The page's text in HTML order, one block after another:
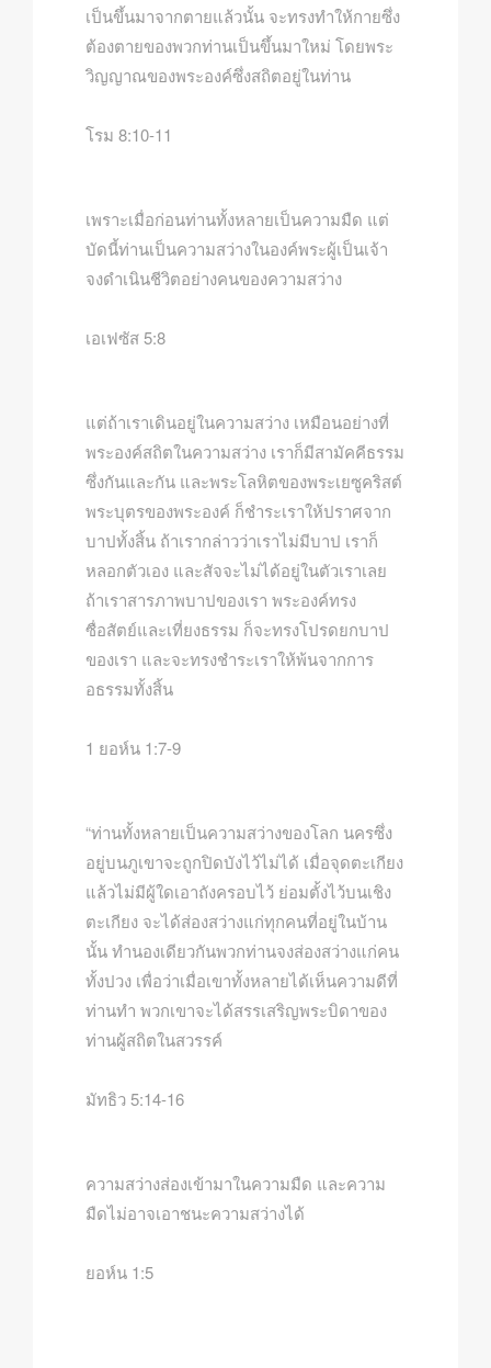
เป็นขึ้นมาจากตายแล้วนั้น จะทรงทำให้กายซึ่ง
ต้องตายของพวกท่านเป็นขึ้นมาใหม่ โดยพระ
วิญญาณของพระองค์ซึ่งสถิตอยู่ในท่าน
โรม 8:10-11
เพราะเมื่อก่อนท่านทั้งหลายเป็นความมืด แต่
บัดนี้ท่านเป็นความสว่างในองค์พระผู้เป็นเจ้า
จงดำเนินชีวิตอย่างคนของความสว่าง
เอเฟซัส 5:8
แต่ถ้าเราเดินอยู่ในความสว่าง เหมือนอย่างที่
พระองค์สถิตในความสว่าง เราก็มีสามัคคีธรรม
ซึ่งกันและกัน และพระโลหิตของพระเยซูคริสต์
พระบุตรของพระองค์ ก็ชำระเราให้ปราศจาก
บาปทั้งสิ้น ถ้าเรากล่าวว่าเราไม่มีบาป เราก็
หลอกตัวเอง และสัจจะไม่ได้อยู่ในตัวเราเลย
ถ้าเราสารภาพบาปของเรา พระองค์ทรง
ซื่อสัตย์และเที่ยงธรรม ก็จะทรงโปรดยกบาป
ของเรา และจะทรงชำระเราให้พ้นจากการ
อธรรมทั้งสิ้น
1 ยอห์น 1:7-9
“ท่านทั้งหลายเป็นความสว่างของโลก นครซึ่ง
อยู่บนภูเขาจะถูกปิดบังไว้ไม่ได้ เมื่อจุดตะเกียง
แล้วไม่มีผู้ใดเอาถังครอบไว้ ย่อมตั้งไว้บนเชิง
ตะเกียง จะได้ส่องสว่างแก่ทุกคนที่อยู่ในบ้าน
นั้น ทำนองเดียวกันพวกท่านจงส่องสว่างแก่คน
ทั้งปวง เพื่อว่าเมื่อเขาทั้งหลายได้เห็นความดีที่
ท่านทำ พวกเขาจะได้สรรเสริญพระบิดาของ
ท่านผู้สถิตในสวรรค์
มัทธิว 5:14-16
ความสว่างส่องเข้ามาในความมืด และความ
มืดไม่อาจเอาชนะความสว่างได้
ยอห์น 1:5